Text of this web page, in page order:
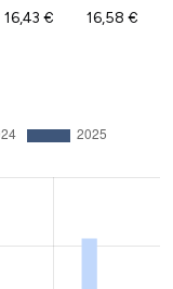
16,43 € 16,58 €